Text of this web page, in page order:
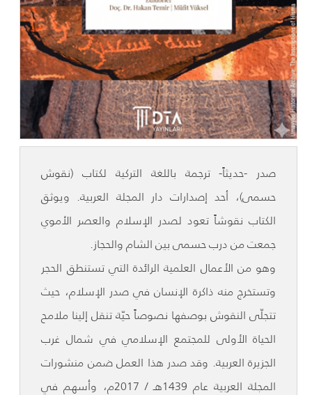
صدر -حديثاً- ترجمة باللغة التركية لكتاب (نقوش
حسمى)، أحد إصدارات دار المجلة العربية. ويوثق
الكتاب نقوشاً تعود لصدر الإسلام والعصر الأموي
جمعت من درب حسمى بين الشام والحجاز.
وهو من الأعمال العلمية الرائدة التي تستنطق الحجر
وتستخرج منه ذاكرة الإنسان في صدر الإسلام، حيث
تتجلّى النقوش بوصفها نصوصاً حيّة تنقل إلينا ملامح
الحياة الأولى للمجتمع الإسلامي في شمال غرب
الجزيرة العربية. وقد صدر هذا العمل ضمن منشورات
المجلة العربية عام 1439هـ / 2017م، وأسهم في